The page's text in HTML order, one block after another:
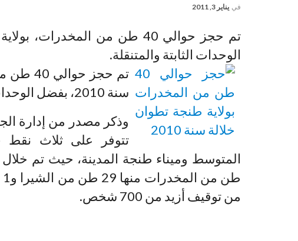
في يناير 3, 2011
الوحدات الثابتة والمتنقلة.
تم حجز
سنة 2010، بفضل الوحدات الثابتة والمتنقلة.
وذكر مصدر من إدارة
تتوفر على ثلاث نقط
من توقيف أزيد من 700 شخص.